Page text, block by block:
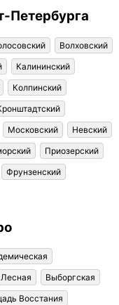
Петербурга
Волховский
Калининский
Колпинский
Московский
Невский
Приозерский
Фрунзенский
Лесная
Выборгская
Восстания